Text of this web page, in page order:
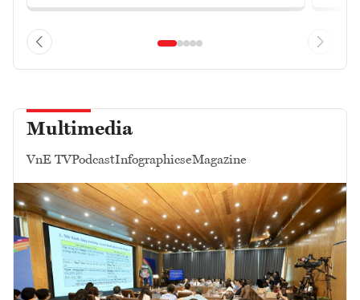
Multimedia
VnE TVPodcastInfographicseMagazine